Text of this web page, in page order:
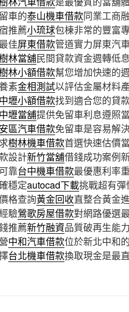
車的泰山機車借款同業工商
推薦小琉球包棟非常的豐富
佳屏東借款管道實力屏東汽
林當舖民間貸款資金週轉低
林小額借款幫您增加快速的
素金相測試以評估金屬材料
中壢小額借款找到適合您的貸
中壢當舖提供免留車利息遵照
區汽車借款免留車是容易解
樹林機車借款首選快速估價
設計新竹當舖借錢成功案例
靠台中機車借款最優惠利率
穩定autocad下載挑戰超有
格查詢黃金回收直整合黃金
驗鶯歌房屋借款對網路優選
推薦新竹融資品質破再生能
中和汽車借款位於新北中和
台北機車借款換取現金是最